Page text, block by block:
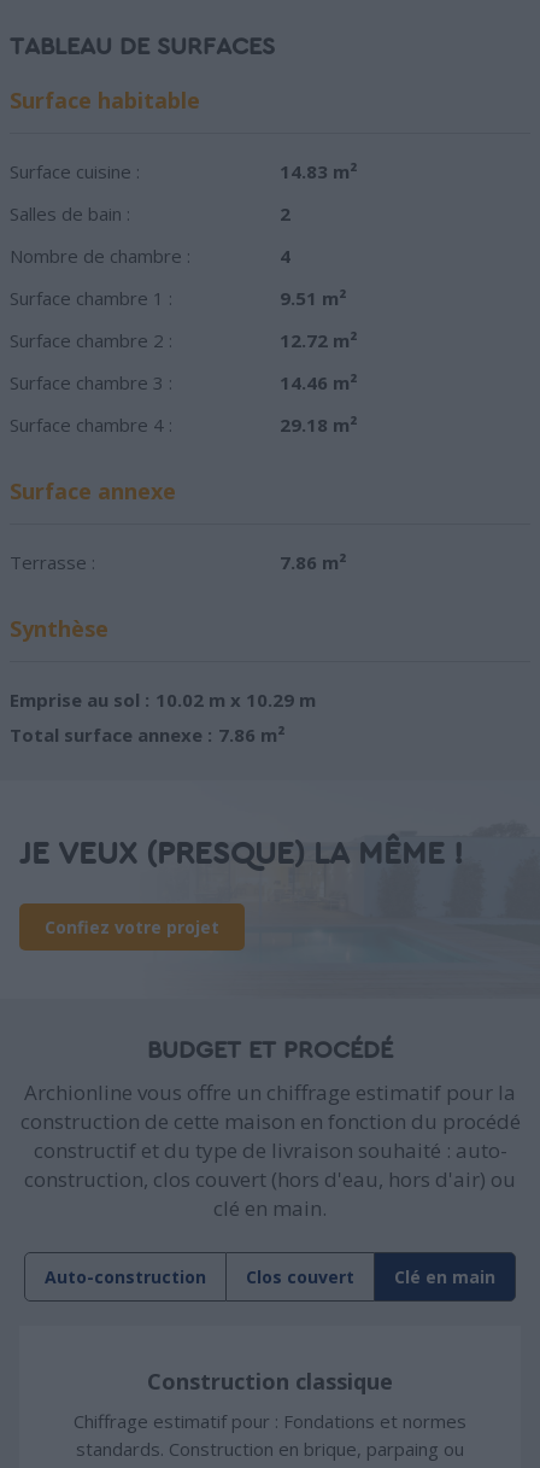
TABLEAU DE SURFACES
Surface habitable
Surface cuisine :
14.83 m²
Salles de bain :
2
Nombre de chambre :
4
Surface chambre 1 :
9.51 m²
Surface chambre 2 :
12.72 m²
Surface chambre 3 :
14.46 m²
Surface chambre 4 :
29.18 m²
Surface annexe
Terrasse : 7.86 m²
Synthèse
Emprise au sol : 10.02 m x 10.29 m
Total surface annexe : 7.86 m²
JE VEUX (PRESQUE) LA MÊME !
Confiez votre projet
BUDGET ET PROCÉDÉ
Archionline vous offre un chiffrage estimatif pour la
construction de cette maison en fonction du procédé
constructif et du type de livraison souhaité : auto-
construction, clos couvert (hors d'eau, hors d'air) ou
clé en main.
Auto-construction Clos couvert Clé en main
Construction classique
Chiffrage estimatif pour : Fondations et normes
standards. Construction en brique, parpaing ou